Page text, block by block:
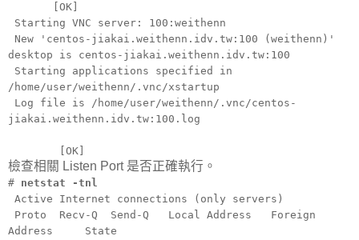
[OK]
Starting VNC server: 100:weithenn
New 'centos-jiakai.weithenn.idv.tw:100 (weithenn)'
desktop is centos-jiakai.weithenn.idv.tw:100
Starting applications specified in
/home/user/weithenn/.vnc/xstartup
Log file is /home/user/weithenn/.vnc/centos-
jiakai.weithenn.idv.tw:100.log
[OK]
檢查相關 Listen Port 是否正確執行。
# netstat -tnl
Active Internet connections (only servers)
Proto Recv-Q Send-Q Local Address Foreign
Address State